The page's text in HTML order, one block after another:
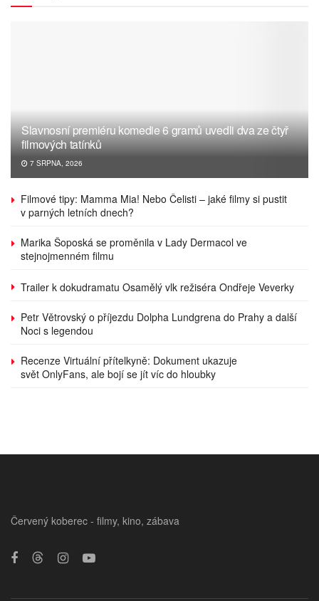
Slavnosní premiéru komedie 6 gramů uvedli dva ze čtyř
filmových tatínků
7 SRPNA, 2026
Filmové tipy: Mamma Mia! Nebo Čelisti – jaké filmy si pustit
v parných letních dnech?
Marika Šoposká se proměnila v Lady Dermacol ve
stejnojmenném filmu
Trailer k dokudramatu Osamělý vlk režiséra Ondřeje Veverky
Petr Větrovský o příjezdu Dolpha Lundgrena do Prahy a další
Noci s legendou
Recenze Virtuální přítelkyně: Dokument ukazuje
svět OnlyFans, ale bojí se jít víc do hloubky
Červený koberec - filmy, kino, zábava